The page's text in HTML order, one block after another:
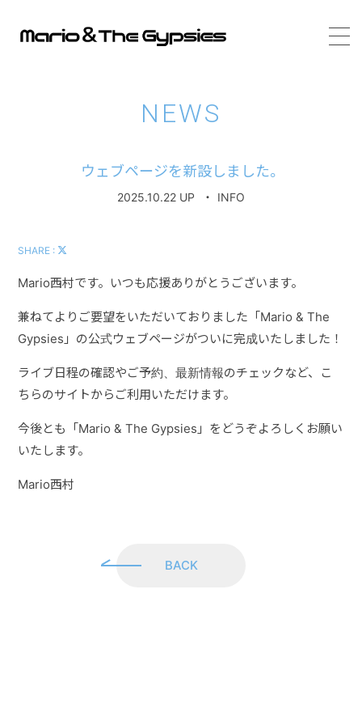
TOPICS
LIVE SCHEDULE
MEMBERS
VIDEO
DISCOGRAPHY
NEWS
ウェブページを新設しました。
2025.10.22 UP ・ INFO
SHARE :
Mario西村です。いつも応援ありがとうございます。
兼ねてよりご要望をいただいておりました「Mario & The
Gypsies」の公式ウェブページがついに完成いたしました！
ライブ日程の確認やご予約、最新情報のチェックなど、こ
ちらのサイトからご利用いただけます。
今後とも「Mario & The Gypsies」をどうぞよろしくお願い
いたします。
Mario西村
BACK